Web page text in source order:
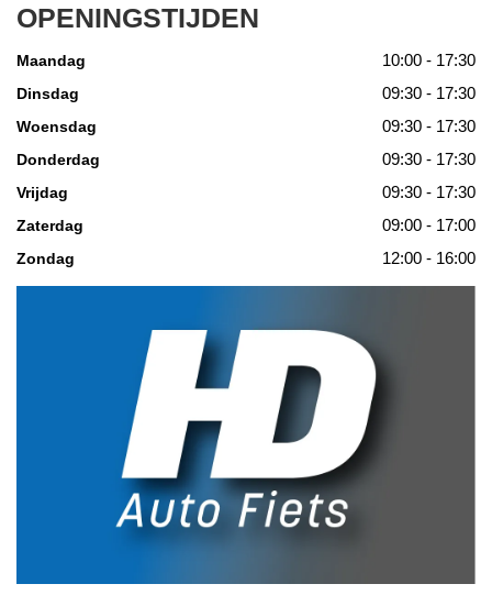
OPENINGSTIJDEN
Maandag 10:00 - 17:30
Dinsdag 09:30 - 17:30
Woensdag 09:30 - 17:30
Donderdag 09:30 - 17:30
Vrijdag 09:30 - 17:30
Zaterdag 09:00 - 17:00
Zondag 12:00 - 16:00